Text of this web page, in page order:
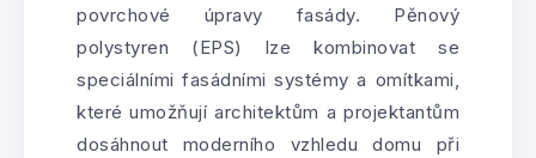
povrchové úpravy fasády. Pěnový
polystyren (EPS) lze kombinovat se
speciálními fasádními systémy a omítkami,
které umožňují architektům a projektantům
dosáhnout moderního vzhledu domu při